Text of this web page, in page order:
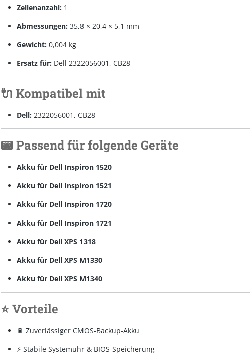
Zellenanzahl: 1
Abmessungen: 35,8 × 20,4 × 5,1 mm
Gewicht: 0,004 kg
Ersatz für: Dell 2322056001, CB28
🔌 Kompatibel mit
Dell: 2322056001, CB28
📟 Passend für folgende Geräte
Akku für Dell Inspiron 1520
Akku für Dell Inspiron 1521
Akku für Dell Inspiron 1720
Akku für Dell Inspiron 1721
Akku für Dell XPS 1318
Akku für Dell XPS M1330
Akku für Dell XPS M1340
⭐ Vorteile
🔋 Zuverlässiger CMOS-Backup-Akku
⚡ Stabile Systemuhr & BIOS-Speicherung